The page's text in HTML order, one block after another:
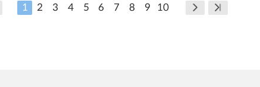
1 2 3 4 5 6 7 8 9 10